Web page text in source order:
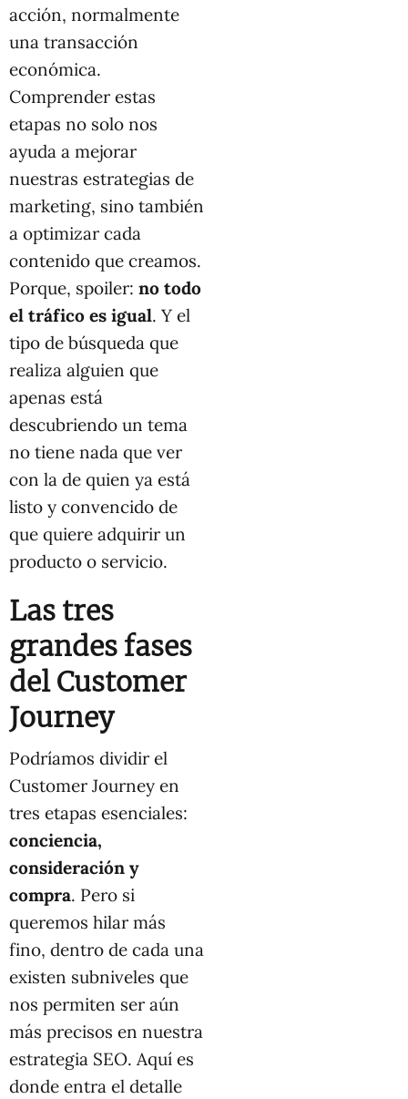
acción, normalmente
una transacción
económica.
Comprender estas
etapas no solo nos
ayuda a mejorar
nuestras estrategias de
marketing, sino también
a optimizar cada
contenido que creamos.
Porque, spoiler: no todo
el tráfico es igual. Y el
tipo de búsqueda que
realiza alguien que
apenas está
descubriendo un tema
no tiene nada que ver
con la de quien ya está
listo y convencido de
que quiere adquirir un
producto o servicio.
Las tres
grandes fases
del Customer
Journey
Podríamos dividir el
Customer Journey en
tres etapas esenciales:
conciencia,
consideración y
compra. Pero si
queremos hilar más
fino, dentro de cada una
existen subniveles que
nos permiten ser aún
más precisos en nuestra
estrategia SEO. Aquí es
donde entra el detalle